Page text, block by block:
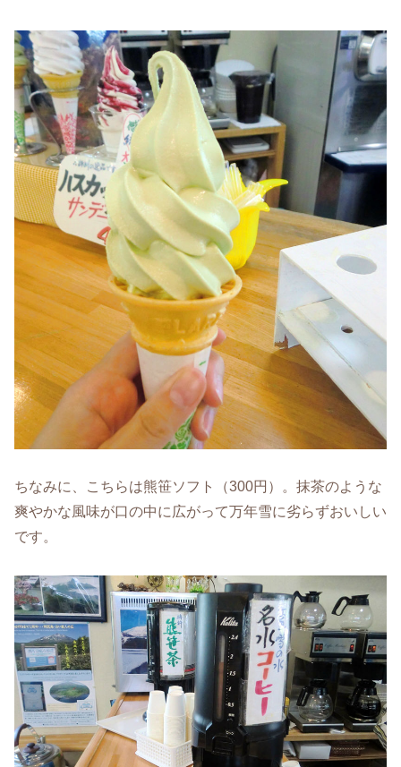
ちなみに、こちらは熊笹ソフト（300円）。抹茶のような
爽やかな風味が口の中に広がって万年雪に劣らずおいしい
です。